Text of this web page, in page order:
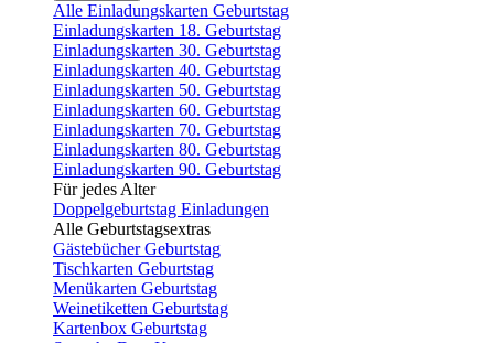
Alle Einladungskarten Geburtstag
Einladungskarten 18. Geburtstag
Einladungskarten 30. Geburtstag
Einladungskarten 40. Geburtstag
Einladungskarten 50. Geburtstag
Einladungskarten 60. Geburtstag
Einladungskarten 70. Geburtstag
Einladungskarten 80. Geburtstag
Einladungskarten 90. Geburtstag
Für jedes Alter
Doppelgeburtstag Einladungen
Alle Geburtstagsextras
Gästebücher Geburtstag
Tischkarten Geburtstag
Menükarten Geburtstag
Weinetiketten Geburtstag
Kartenbox Geburtstag